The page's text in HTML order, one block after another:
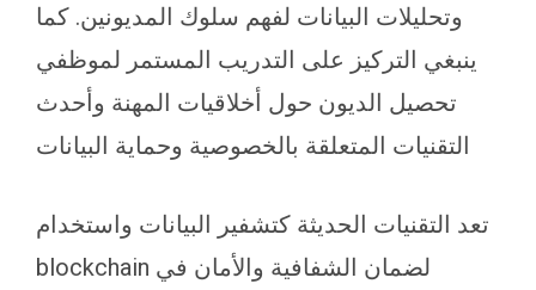
وتحليلات البيانات لفهم سلوك المديونين. كما
ينبغي التركيز على التدريب المستمر لموظفي
تحصيل الديون حول أخلاقيات المهنة وأحدث
التقنيات المتعلقة بالخصوصية وحماية البيانات
تعد التقنيات الحديثة كتشفير البيانات واستخدام
blockchain لضمان الشفافية والأمان في